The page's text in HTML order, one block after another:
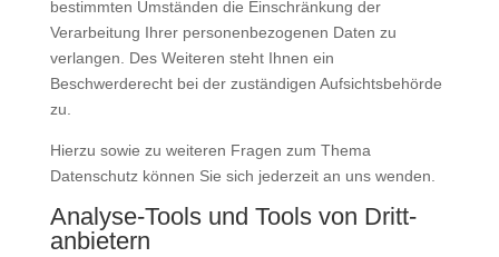
bestimmten Umständen die Einschränkung der
Verarbeitung Ihrer personenbezogenen Daten zu
verlangen. Des Weiteren steht Ihnen ein
Beschwerderecht bei der zuständigen Aufsichtsbehörde
zu.
Hierzu sowie zu weiteren Fragen zum Thema
Datenschutz können Sie sich jederzeit an uns wenden.
Analyse-Tools und Tools von Dritt­
anbietern